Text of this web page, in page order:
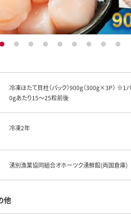
1 2 3 4 5 6 7 8 9
冷凍ほたて貝柱（パック）900g（300g×3P） ※1
0gあたり15～25粒前後
冷凍2年
湧別漁業協同組合オホーツク湧鮮館(両国倉庫)
他